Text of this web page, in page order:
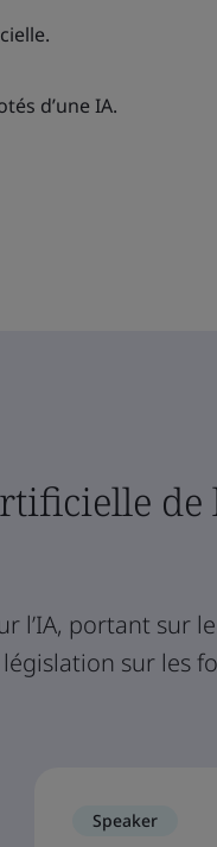
d’une IA.
de
l’IA, portant sur
sur les
Speaker